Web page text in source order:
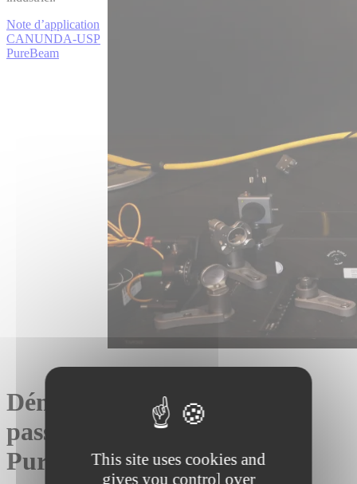
This site uses cookies and
gives you control over
Note d’application
CANUNDA-USP
PureBeam
Démonstration du système
passif CANUNDA-USP
PureBeam